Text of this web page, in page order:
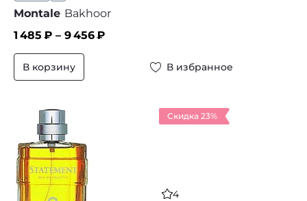
Montale Bakhoor
1 485 ₽ – 9 456₽
В корзину В избранное
Скидка 23%
4